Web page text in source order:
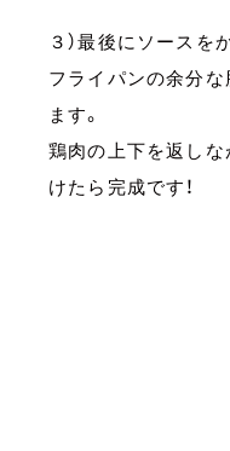
３）最後にソースを
フライパンの余分な
ます。
鶏肉の上下を返しな
けたら完成です！